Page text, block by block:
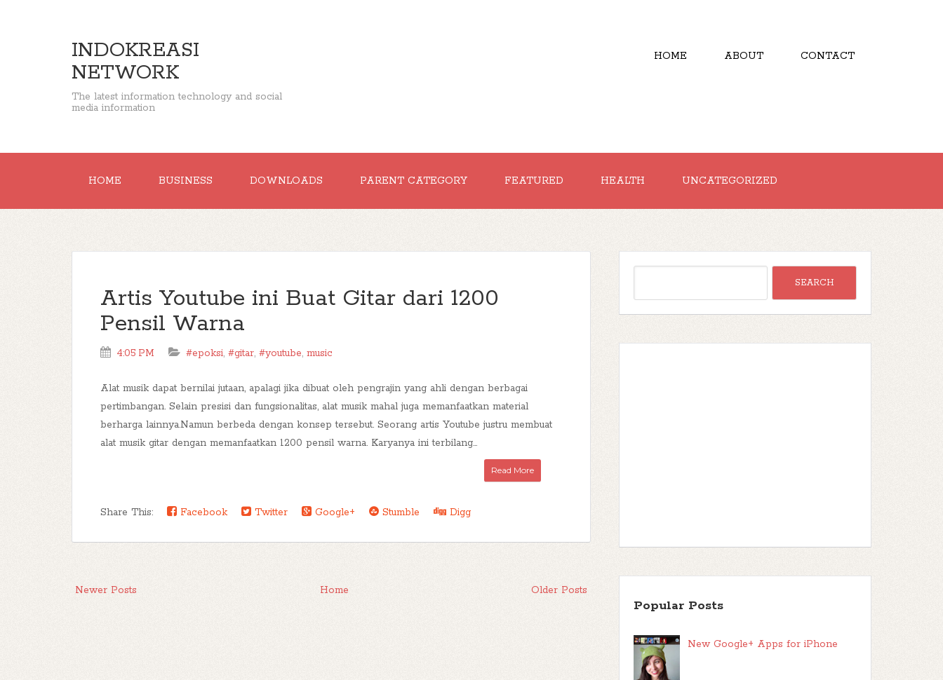
INDOKREASI
NETWORK
The latest information technology and social
media information
HOME ABOUT CONTACT
HOME BUSINESS DOWNLOADS PARENT CATEGORY FEATURED HEALTH UNCATEGORIZED
Artis Youtube ini Buat Gitar dari 1200
Pensil Warna
4:05 PM #epoksi, #gitar, #youtube, music
Alat musik dapat bernilai jutaan, apalagi jika dibuat oleh pengrajin yang ahli dengan berbagai
pertimbangan. Selain presisi dan fungsionalitas, alat musik mahal juga memanfaatkan material
berharga lainnya.Namun berbeda dengan konsep tersebut. Seorang artis Youtube justru membuat
alat musik gitar dengan memanfaatkan 1200 pensil warna. Karyanya ini terbilang...
Read More
Share This: Facebook Twitter Google+ Stumble Digg
Newer Posts Older Posts
Home
Popular Posts
New Google+ Apps for iPhone